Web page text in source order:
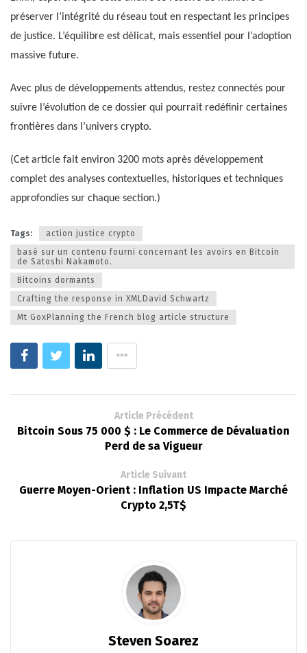
préserver l’intégrité du réseau tout en respectant les principes
de justice. L’équilibre est délicat, mais essentiel pour l’adoption
massive future.
Avec plus de développements attendus, restez connectés pour
suivre l’évolution de ce dossier qui pourrait redéfinir certaines
frontières dans l’univers crypto.
(Cet article fait environ 3200 mots après développement
complet des analyses contextuelles, historiques et techniques
approfondies sur chaque section.)
Tags:
action justice crypto
basé sur un contenu fourni concernant les avoirs en Bitcoin
de Satoshi Nakamoto.
Bitcoins dormants
Crafting the response in XMLDavid Schwartz
Mt GoxPlanning the French blog article structure
Article Précédent
Bitcoin Sous 75 000 $ : Le Commerce de Dévaluation
Perd de sa Vigueur
Article Suivant
Guerre Moyen-Orient : Inflation US Impacte Marché
Crypto 2,5T$
Steven Soarez